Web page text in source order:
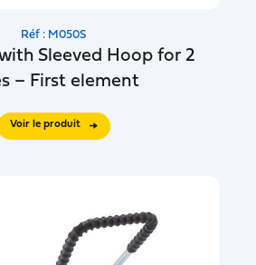
Réf : M050S
Sleeved Hoop for 2
– First element
Voir le produit